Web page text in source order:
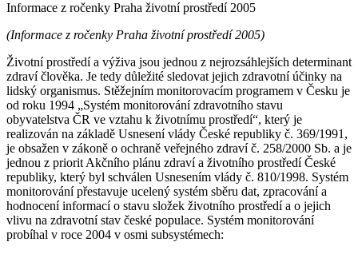
Informace z ročenky Praha životní prostředí 2005
(Informace z ročenky Praha životní prostředí 2005)
Životní prostředí a výživa jsou jednou z nejrozsáhlejších determinant
zdraví člověka. Je tedy důležité sledovat jejich zdravotní účinky na
lidský organismus. Stěžejním monitorovacím programem v Česku je
od roku 1994 „Systém monitorování zdravotního stavu
obyvatelstva ČR ve vztahu k životnímu prostředí“, který je
realizován na základě Usnesení vlády České republiky č. 369/1991,
je obsažen v zákoně o ochraně veřejného zdraví č. 258/2000 Sb. a je
jednou z priorit Akčního plánu zdraví a životního prostředí České
republiky, který byl schválen Usnesením vlády č. 810/1998. Systém
monitorování přestavuje ucelený systém sběru dat, zpracování a
hodnocení informací o stavu složek životního prostředí a o jejich
vlivu na zdravotní stav české populace. Systém monitorování
probíhal v roce 2004 v osmi subsystémech: